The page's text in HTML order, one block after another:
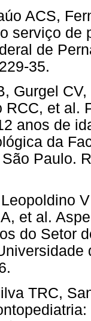
ACS,
serviço de
de
35.
Gurgel
RCC, et al.
anos de
da
Paulo.
et al.
do Setor
TRC,